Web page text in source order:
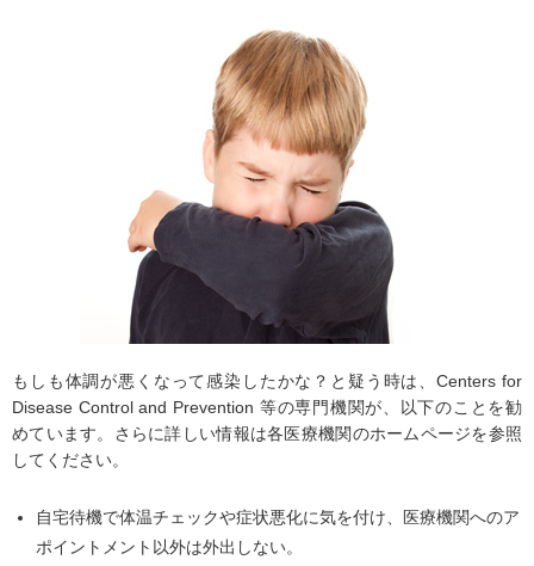
もしも体調が悪くなって感染したかな？と疑う時は、Centers for
Disease Control and Prevention 等の専門機関が、以下のことを勧
めています。さらに詳しい情報は各医療機関のホームページを参照
してください。
自宅待機で体温チェックや症状悪化に気を付け、医療機関へのア
ポイントメント以外は外出しない。